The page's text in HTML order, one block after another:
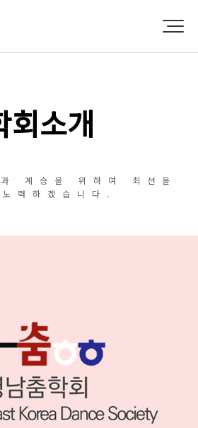
회소개
계승을 위하여 최선을
력하겠습니다.